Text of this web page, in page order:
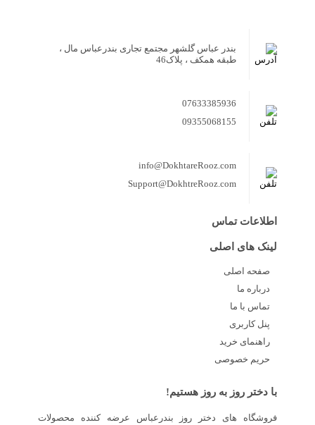
بندر عباس گلشهر مجتمع تجاری بندرعباس مال ،
طبقه همکف ، پلاک46
07633385936
09355068155
info@DokhtareRooz.com
Support@DokhtreRooz.com
اطلاعات تماس
لینک های اصلی
صفحه اصلی
درباره ما
تماس با ما
پنل کاربری
راهنمای خرید
حریم خصوصی
با دختر روز به روز هستیم!
فروشگاه های دختر روز بندرعباس عرضه کننده محصولات